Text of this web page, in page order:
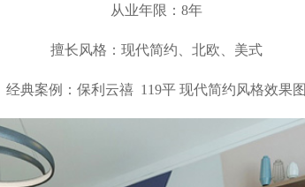
从业年限：8年
擅长风格：现代简约、北欧、美式
经典案例：保利云禧 119平 现代简约风格效果图